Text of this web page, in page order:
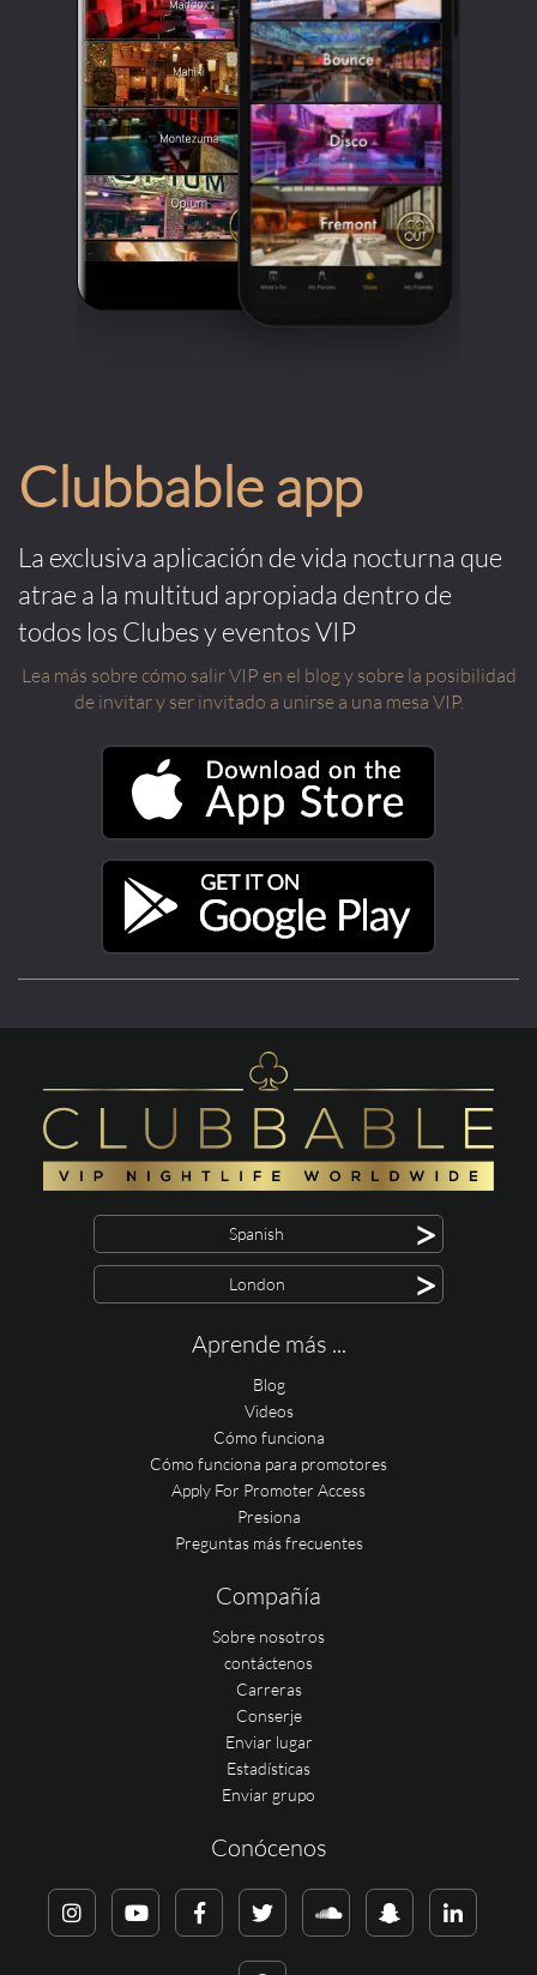
Clubbable app
La exclusiva aplicación de vida nocturna que
atrae a la multitud apropiada dentro de
todos los Clubes y eventos VIP
Lea más sobre cómo salir VIP en el blog y sobre la posibilidad
de invitar y ser invitado a unirse a una mesa VIP.
Spanish >
London >
Aprende más ...
Blog
Videos
Cómo funciona
Cómo funciona para promotores
Apply For Promoter Access
Presiona
Preguntas más frecuentes
Compañía
Sobre nosotros
contáctenos
Carreras
Conserje
Enviar lugar
Estadísticas
Enviar grupo
Conócenos